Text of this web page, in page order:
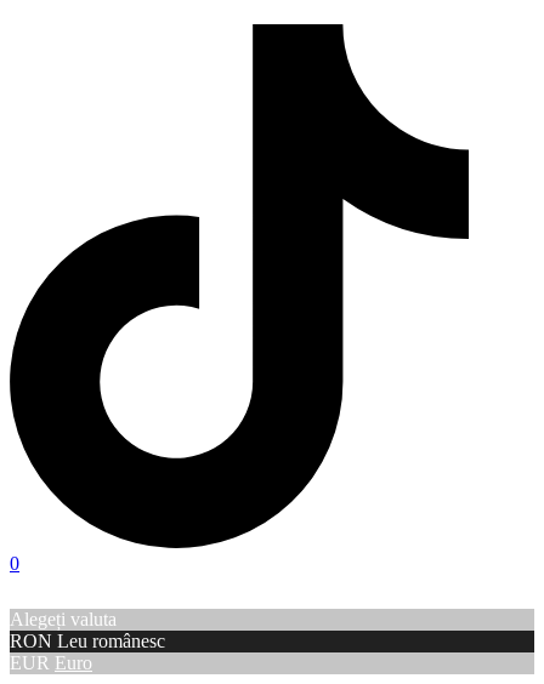
0
Alegeți valuta
RON Leu românesc
EUR Euro